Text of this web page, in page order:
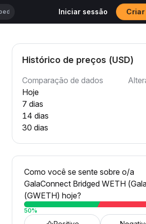
Iniciar sessão
Histórico de preços (USD)
Comparação de dados
Hoje
7 dias
14 dias
30 dias
Como você se sente sobre o/a
GalaConnect Bridged WETH
(GWETH) hoje?
50%